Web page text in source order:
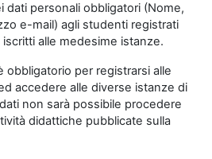
dati personali obbligatori (Nome,
e-mail) agli studenti registrati
alle medesime istanze.
obbligatorio per registrarsi alle
accedere alle diverse istanze di
non sarà possibile procedere
didattiche pubblicate sulla